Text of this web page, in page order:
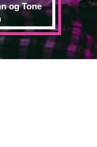
og Tone